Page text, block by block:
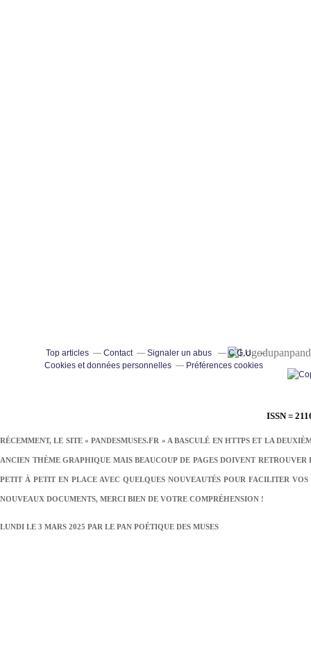
ISSN =
RÉCEMMENT, LE SITE « PANDESMUSES.FR » A BASCULÉ EN HTTPS ET LA
ANCIEN THÈME GRAPHIQUE MAIS BEAUCOUP DE PAGES DOIVENT
PETIT À PETIT EN PLACE AVEC QUELQUES NOUVEAUTÉS POUR FACILITER
NOUVEAUX DOCUMENTS, MERCI BIEN DE VOTRE COMPRÉHENSION !
LUNDI LE 3 MARS 2025 PAR LE PAN POÉTIQUE DES MUSES
Top articles Contact Signaler un abus
C.G.U.
Cookies et données personnelles
Préférences cookies